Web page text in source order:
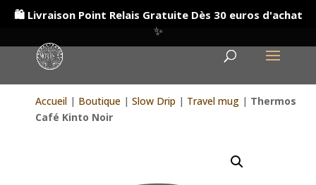
Accueil | Boutique | Slow Drip | Travel mug | Thermos
Café Kinto Noir
🛍️ Livraison Point Relais Gratuite Dès 30 euros d'achat
✨